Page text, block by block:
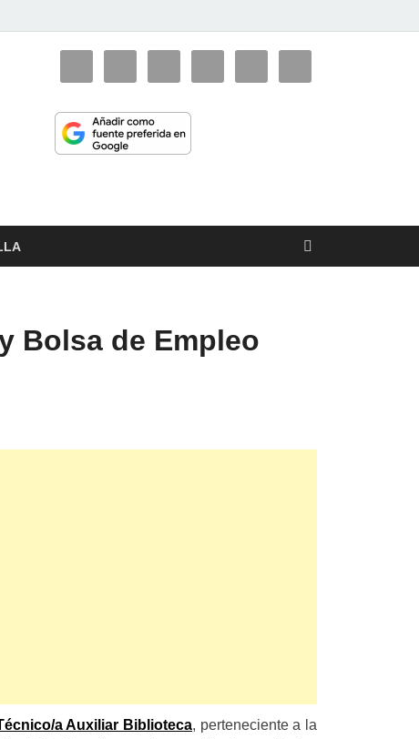
Bolsa de Empleo
a Auxiliar Biblioteca, perteneciente a la